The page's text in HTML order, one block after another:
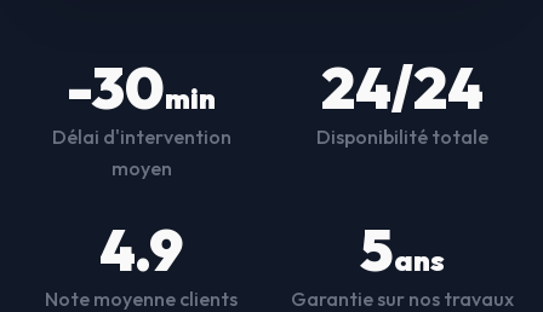
-30min
Délai d'intervention
moyen
24/24
Disponibilité totale
4.9
Note moyenne clients
5ans
Garantie sur nos travaux